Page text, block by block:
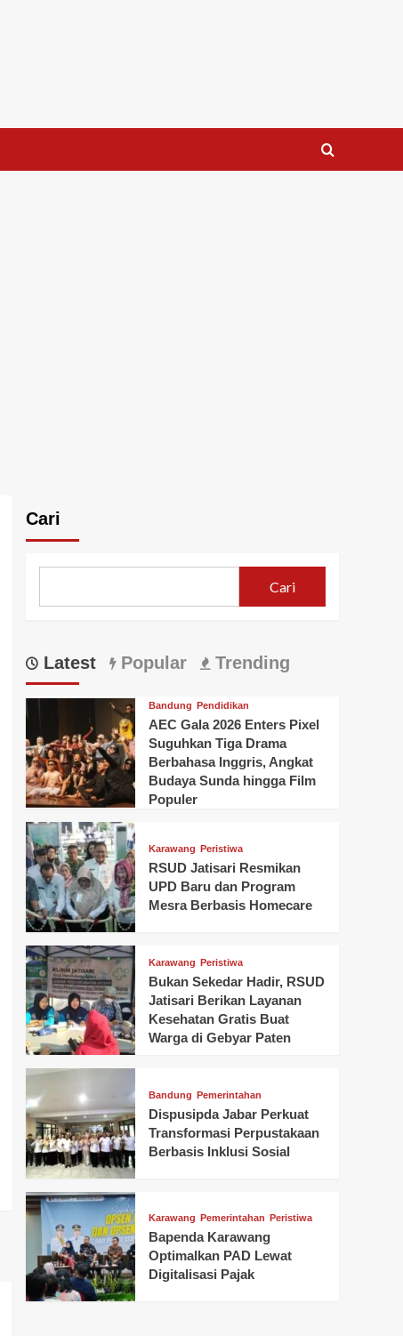
Cari
Cari
Latest Popular Trending
Bandung Pendidikan
AEC Gala 2026 Enters Pixel
Suguhkan Tiga Drama
Berbahasa Inggris, Angkat
Budaya Sunda hingga Film
Populer
Karawang Peristiwa
RSUD Jatisari Resmikan
UPD Baru dan Program
Mesra Berbasis Homecare
Karawang Peristiwa
Bukan Sekedar Hadir, RSUD
Jatisari Berikan Layanan
Kesehatan Gratis Buat
Warga di Gebyar Paten
Bandung Pemerintahan
Dispusipda Jabar Perkuat
Transformasi Perpustakaan
Berbasis Inklusi Sosial
Karawang Pemerintahan Peristiwa
Bapenda Karawang
Optimalkan PAD Lewat
Digitalisasi Pajak